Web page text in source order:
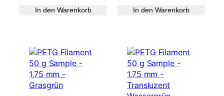
In den Warenkorb In den Warenkorb